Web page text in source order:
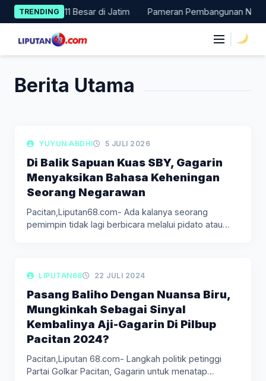
Skip
to
content
TRENDING
Masuk 11 Besar di Jatim Pameran Pembangunan NTT
Berita Utama
LIPUTAN BERITA
YUYUN ABDHI 5 JULI 2026
Di Balik Sapuan Kuas SBY, Gagarin
Menyaksikan Bahasa Keheningan
Seorang Negarawan
Pacitan,Liputan68.com- Ada kalanya seorang
pemimpin tidak lagi berbicara melalui pidato atau
LIPUTAN BERITA
LIPUTAN68 22 JULI 2024
Pasang Baliho Dengan Nuansa Biru,
Mungkinkah Sebagai Sinyal
Kembalinya Aji-Gagarin Di Pilbup
Pacitan 2024?
Pacitan,Liputan 68.com- Langkah politik petinggi
Partai Golkar Pacitan, Gagarin untuk menatap